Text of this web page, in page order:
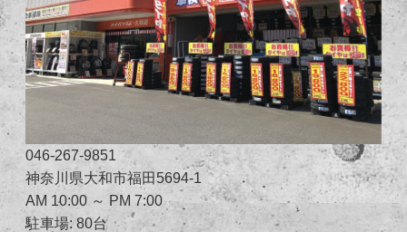
046-267-9851
神奈川県大和市福田5694-1
AM 10:00 ～ PM 7:00
駐車場: 80台